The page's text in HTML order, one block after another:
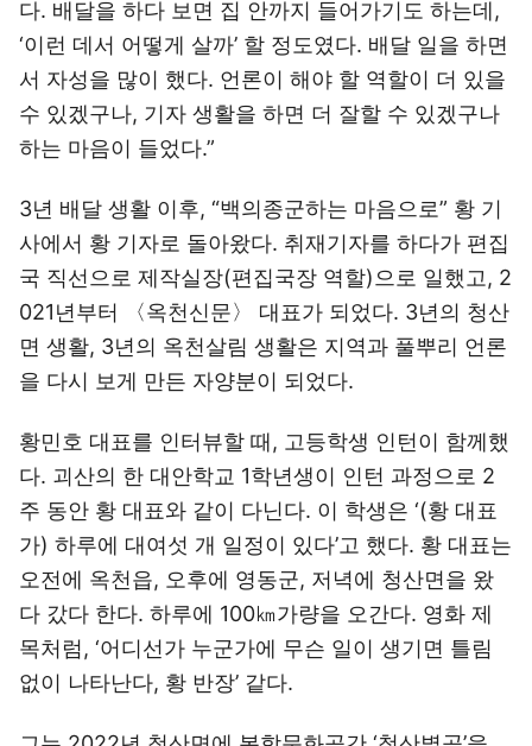
다. 배달을 하다 보면 집 안까지 들어가기도 하는데,
‘이런 데서 어떻게 살까’ 할 정도였다. 배달 일을 하면
서 자성을 많이 했다. 언론이 해야 할 역할이 더 있을
수 있겠구나, 기자 생활을 하면 더 잘할 수 있겠구나
하는 마음이 들었다.”
3년 배달 생활 이후, “백의종군하는 마음으로” 황 기
사에서 황 기자로 돌아왔다. 취재기자를 하다가 편집
국 직선으로 제작실장(편집국장 역할)으로 일했고, 2
021년부터 〈옥천신문〉 대표가 되었다. 3년의 청산
면 생활, 3년의 옥천살림 생활은 지역과 풀뿌리 언론
을 다시 보게 만든 자양분이 되었다.
황민호 대표를 인터뷰할 때, 고등학생 인턴이 함께했
다. 괴산의 한 대안학교 1학년생이 인턴 과정으로 2
주 동안 황 대표와 같이 다닌다. 이 학생은 ‘(황 대표
가) 하루에 대여섯 개 일정이 있다’고 했다. 황 대표는
오전에 옥천읍, 오후에 영동군, 저녁에 청산면을 왔
다 갔다 한다. 하루에 100㎞가량을 오간다. 영화 제
목처럼, ‘어디선가 누군가에 무슨 일이 생기면 틀림
없이 나타난다, 황 반장’ 같다.